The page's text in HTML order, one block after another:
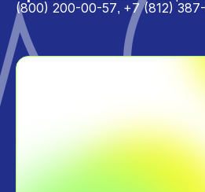
(800) 200-00-57, +7 (812)